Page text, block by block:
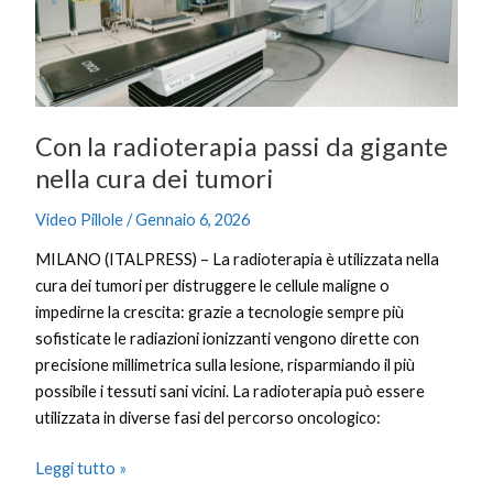
Con la radioterapia passi da gigante
nella cura dei tumori
Video Pillole/Gennaio 6, 2026
MILANO (ITALPRESS) – La radioterapia è utilizzata nella
cura dei tumori per distruggere le cellule maligne o
impedirne la crescita: grazie a tecnologie sempre più
sofisticate le radiazioni ionizzanti vengono dirette con
precisione millimetrica sulla lesione, risparmiando il più
possibile i tessuti sani vicini. La radioterapia può essere
utilizzata in diverse fasi del percorso oncologico:
gigante
nella
cura
dei
Leggi tutto »